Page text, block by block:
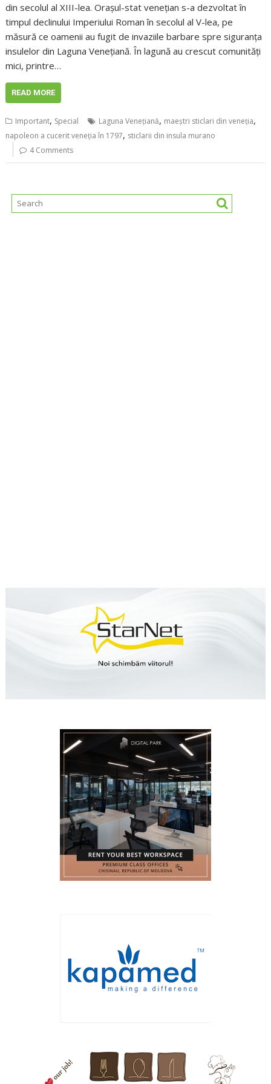
din secolul al XIII-lea. Orașul-stat venețian s-a dezvoltat în
timpul declinului Imperiului Roman în secolul al V-lea, pe
măsură ce oamenii au fugit de invaziile barbare spre siguranța
insulelor din Laguna Venețiană. În lagună au crescut comunități
mici, printre…
READ MORE
Important, Special Laguna Venețiană, maeștri sticlari din veneția,
napoleon a cucerit veneția în 1797, sticlarii din insula murano
4 Comments